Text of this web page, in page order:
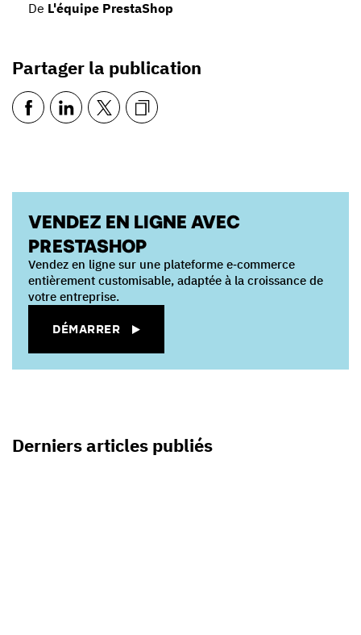
De L'équipe PrestaShop
Partager la publication
VENDEZ EN LIGNE AVEC
PRESTASHOP
Vendez en ligne sur une plateforme e‑commerce
entièrement customisable, adaptée à la croissance de
votre entreprise.
DÉMARRER
Derniers articles publiés